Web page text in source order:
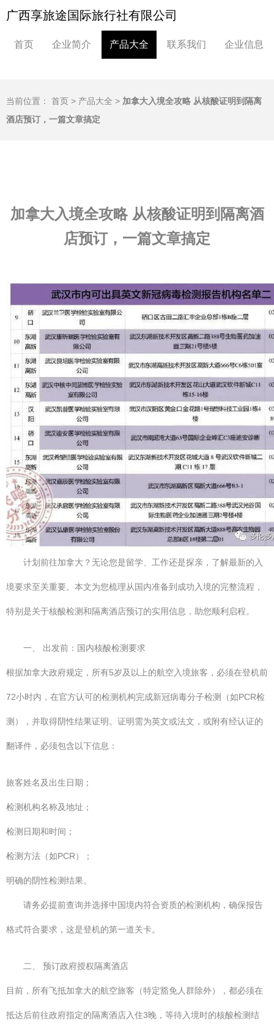
广西享旅途国际旅行社有限公司
首页 企业简介 产品大全 联系我们 企业信息
当前位置： 首页 > 产品大全 > 加拿大入境全攻略 从核酸证明到隔离
酒店预订，一篇文章搞定
加拿大入境全攻略 从核酸证明到隔离酒
店预订，一篇文章搞定
计划前往加拿大？无论您是留学、工作还是探亲，了解最新的入
境要求至关重要。本文为您梳理从国内准备到成功入境的完整流程，
特别是关于核酸检测和隔离酒店预订的实用信息，助您顺利启程。
一、 出发前：国内核酸检测要求
根据加拿大政府规定，所有5岁及以上的航空入境旅客，必须在登机前
72小时内，在官方认可的检测机构完成新冠病毒分子检测（如PCR检
测），并取得阴性结果证明。证明需为英文或法文，或附有经认证的
翻译件，必须包含以下信息：
旅客姓名及出生日期；
检测机构名称及地址；
检测日期和时间；
检测方法（如PCR）；
明确的阴性检测结果。
请务必提前查询并选择中国境内符合资质的检测机构，确保报告
格式符合要求，这是登机的第一道关卡。
二、 预订政府授权隔离酒店
目前，所有飞抵加拿大的航空旅客（特定豁免人群除外），都必须在
抵达后前往政府指定的隔离酒店入住3晚，等待入境时的核酸检测结